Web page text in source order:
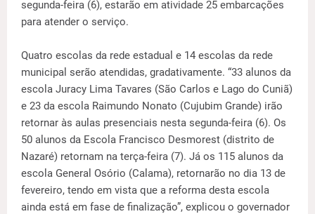
segunda-feira (6), estarão em atividade 25 embarcações
para atender o serviço.
Quatro escolas da rede estadual e 14 escolas da rede
municipal serão atendidas, gradativamente. “33 alunos da
escola Juracy Lima Tavares (São Carlos e Lago do Cuniã)
e 23 da escola Raimundo Nonato (Cujubim Grande) irão
retornar às aulas presenciais nesta segunda-feira (6). Os
50 alunos da Escola Francisco Desmorest (distrito de
Nazaré) retornam na terça-feira (7). Já os 115 alunos da
escola General Osório (Calama), retornarão no dia 13 de
fevereiro, tendo em vista que a reforma desta escola
ainda está em fase de finalização”, explicou o governador